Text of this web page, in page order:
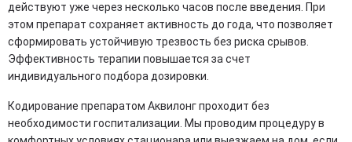
действуют уже через несколько часов после введения. При
этом препарат сохраняет активность до года, что позволяет
сформировать устойчивую трезвость без риска срывов.
Эффективность терапии повышается за счет
индивидуального подбора дозировки.
Кодирование препаратом Аквилонг проходит без
необходимости госпитализации. Мы проводим процедуру в